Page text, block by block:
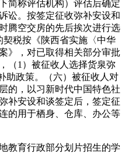
简称评估机构）评估后确定
讼。按签定征收弥补安设和
腾空交房的先后挨次进行选
契税按《陕西省实施〈中华
》，对已取得相关部分审批
（1）被征收人选择货泉弥
助政策。（六）被征收人对
的，以习新时代中国特色社
补安设和谈签定后，签定征
的用于栖身、仓库、办公等
育行政部分划片招生的学